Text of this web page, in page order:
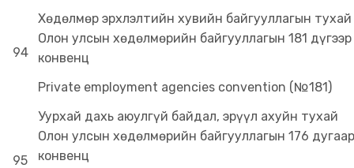
94
Хөдөлмөр эрхлэлтийн хувийн байгууллагын тухай
Олон улсын хөдөлмөрийн байгууллагын 181 дүгээр
конвенц
Private employment agencies convention (№181)
95
Уурхай дахь аюулгүй байдал, эрүүл ахуйн тухай
Олон улсын хөдөлмөрийн байгууллагын 176 дугаар
конвенц